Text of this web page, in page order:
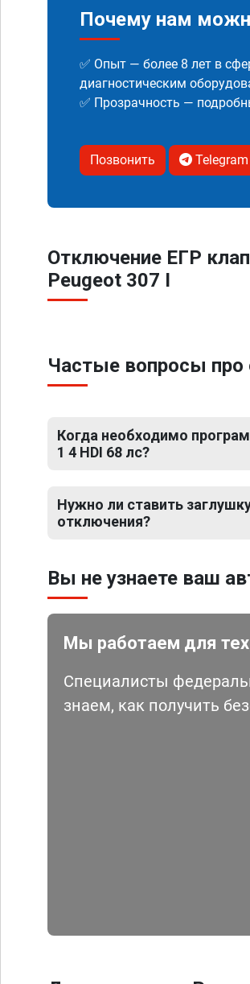
Почему нам
✅ Опыт — более 8 лет в
диагностическим
✅ Прозрачность —
Позвонить Telegram
Отключение ЕГР
Peugeot 307 I
Частые вопросы про
Когда необходимо
1 4 HDI 68 лс?
Нужно ли ставить
отключения?
Вы не узнаете ваш
Мы работаем для
Специалисты
знаем, как получить